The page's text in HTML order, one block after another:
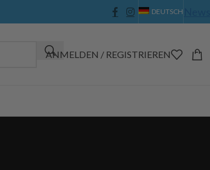
DEUTSCH
ANMELDEN / REGISTRIEREN